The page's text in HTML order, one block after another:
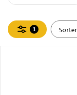
Filteren
1
actief